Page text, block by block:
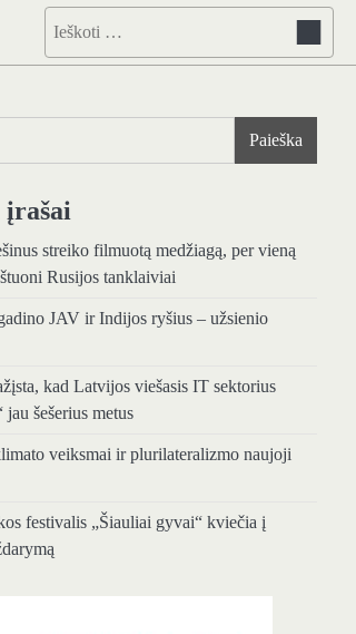
Ieškoti:
Paieška
įrašai
streiko filmuotą medžiagą, per vieną
Rusijos tanklaiviai
JAV ir Indijos ryšius – užsienio
kad Latvijos viešasis IT sektorius
jau šešerius metus
veiksmai ir plurilateralizmo naujoji
festivalis „Šiauliai gyvai“ kviečia į